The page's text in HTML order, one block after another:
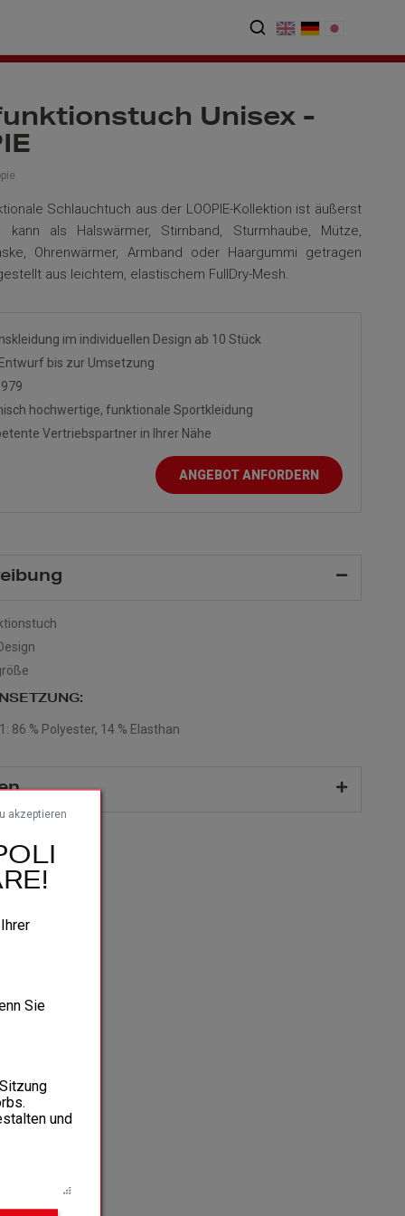
Unisex -
Schlauchtuch aus der LOOPIE-Kollektion ist äußerst
kann als Halswärmer, Stirnband, Sturmhaube, Mütze,
Ohrenwärmer, Armband oder Haargummi getragen
aus leichtem, elastischem FullDry-Mesh.
im individuellen Design ab 10 Stück
bis zur Umsetzung
hochwertige, funktionale Sportkleidung
Vertriebspartner in Ihrer Nähe
ANGEBOT ANFORDERN
86 % Polyester, 14 % Elasthan
akzeptieren
Sie
und